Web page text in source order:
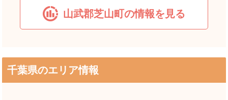
山武郡芝山町の情報を見る
千葉県のエリア情報